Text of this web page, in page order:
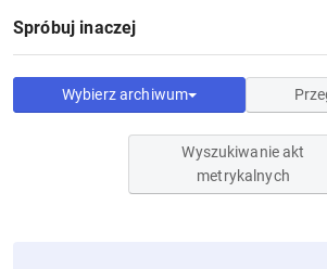
Spróbuj inaczej
Wybierz archiwum
Wyszukiwanie akt
metrykalnych